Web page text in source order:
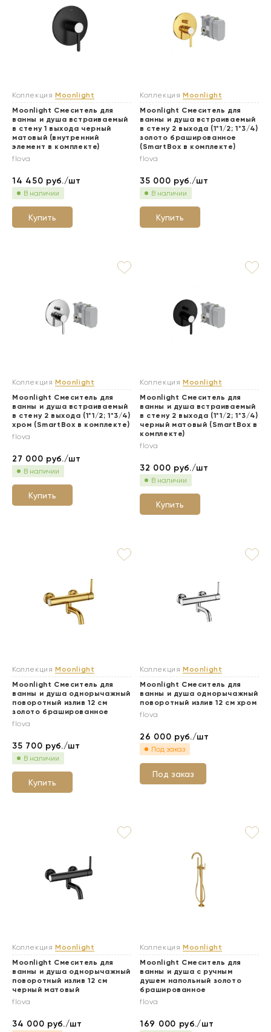
Коллекция Moonlight
Moonlight Смеситель для
ванны и душа встраиваемый
в стену 1 выхода черный
матовый (внутренний
элемент в комплекте)
flova
14 450 руб./шт
В наличии
Купить
Коллекция Moonlight
Moonlight Смеситель для
ванны и душа встраиваемый
в стену 2 выхода (1*1/2; 1*3/4)
золото брашированное
(SmartBox в комплекте)
flova
35 000 руб./шт
В наличии
Купить
Коллекция Moonlight
Moonlight Смеситель для
ванны и душа встраиваемый
в стену 2 выхода (1*1/2; 1*3/4)
хром (SmartBox в комплекте)
flova
27 000 руб./шт
В наличии
Купить
Коллекция Moonlight
Moonlight Смеситель для
ванны и душа встраиваемый
в стену 2 выхода (1*1/2; 1*3/4)
черный матовый (SmartBox в
комплекте)
flova
32 000 руб./шт
В наличии
Купить
Коллекция Moonlight
Moonlight Смеситель для
ванны и душа однорычажный
поворотный излив 12 см
золото брашированное
flova
35 700 руб./шт
В наличии
Купить
Коллекция Moonlight
Moonlight Смеситель для
ванны и душа однорычажный
поворотный излив 12 см хром
flova
26 000 руб./шт
Под заказ
Под заказ
Коллекция Moonlight
Moonlight Смеситель для
ванны и душа однорычажный
поворотный излив 12 см
черный матовый
flova
34 000 руб./шт
Коллекция Moonlight
Moonlight Смеситель для
ванны и душа с ручным
душем напольный золото
брашированное
flova
169 000 руб./шт